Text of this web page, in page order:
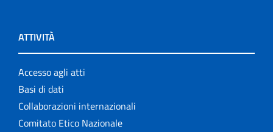
ATTIVITÀ
Accesso agli atti
Basi di dati
Collaborazioni internazionali
Comitato Etico Nazionale